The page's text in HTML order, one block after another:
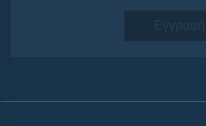
Εγγραφή